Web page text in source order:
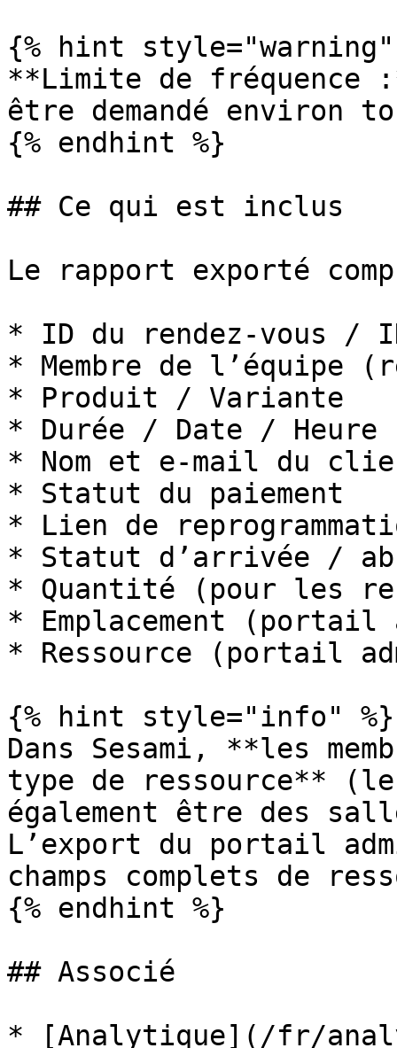
{% hint style="warning"
**Limite de fréquence
être demandé environ
{% endhint %}
## Ce qui est inclus
Le rapport exporté
* ID du rendez-vous / ID
* Membre de l’équipe
* Produit / Variante
* Durée / Date / Heure
* Nom et e-mail du
* Statut du paiement
* Lien de
* Statut d’arrivée /
* Quantité (pour les
* Emplacement (portail
* Ressource (portail
{% hint style="info" %}
Dans Sesami, **les
type de ressource**
également être des
L’export du portail
champs complets de
{% endhint %}
## Associé
* [Analytique](/fr/